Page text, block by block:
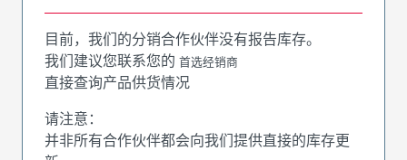
目前，我们的分销合作伙伴没有报告库存。
我们建议您联系您的 首选经销商
直接查询产品供货情况
请注意：
并非所有合作伙伴都会向我们提供直接的库存更